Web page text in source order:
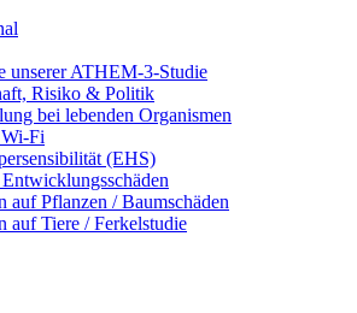
unserer ATHEM-3-Studie
Risiko & Politik
bei lebenden Organismen
Fi
(EHS)
auf Pflanzen / Baumschäden
auf Tiere / Ferkelstudie